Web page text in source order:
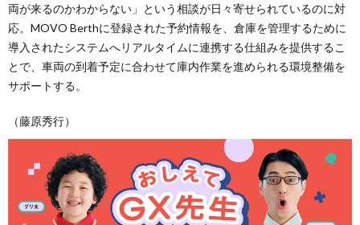
両が来るのかわからない」という相談が日々寄せられているのに対
応。MOVO Berthに登録された予約情報を、倉庫を管理するために
導入されたシステムへリアルタイムに連携する仕組みを提供するこ
とで、車両の到着予定に合わせて庫内作業を進められる環境整備を
サポートする。
（藤原秀行）